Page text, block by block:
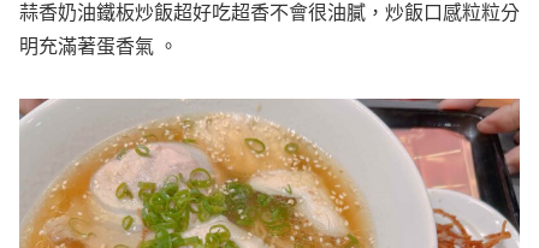
蒜香奶油鐵板炒飯超好吃超香不會很油膩，炒飯口感粒粒分
明充滿著蛋香氣 。